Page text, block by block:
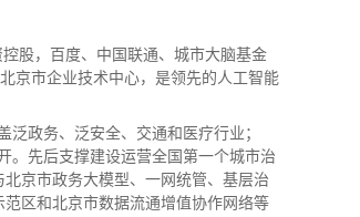
股，百度、中国联通、城市大脑基金
京市企业技术中心，是领先的人工智能
泛政务、泛安全、交通和医疗行业；
。先后支撑建设运营全国第一个城市治
京市政务大模型、一网统管、基层治
区和北京市数据流通增值协作网络等